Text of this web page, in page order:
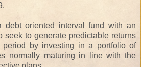
debt oriented interval fund with an
seek to generate predictable returns
period by investing in a portfolio of
normally maturing in line with the